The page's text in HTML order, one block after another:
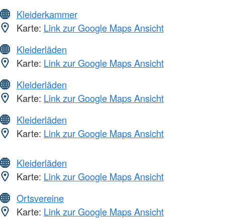
Kleiderkammer
Karte: Link zur Google Maps Ansicht
Kleiderläden
Karte: Link zur Google Maps Ansicht
Kleiderläden
Karte: Link zur Google Maps Ansicht
Kleiderläden
Karte: Link zur Google Maps Ansicht
Kleiderläden
Karte: Link zur Google Maps Ansicht
Ortsvereine
Karte: Link zur Google Maps Ansicht